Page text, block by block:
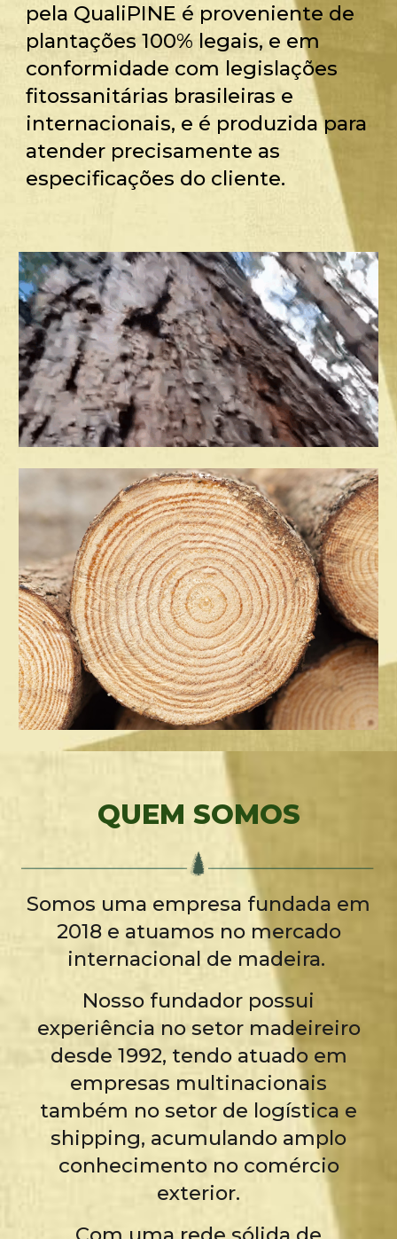
pela QualiPINE é proveniente de
plantações 100% legais, e em
conformidade com legislações
fitossanitárias brasileiras e
internacionais, e é produzida para
atender precisamente as
especificações do cliente.
QUEM SOMOS
Somos uma empresa fundada em
2018 e atuamos no mercado
internacional de madeira.
Nosso fundador possui
experiência no setor madeireiro
desde 1992, tendo atuado em
empresas multinacionais
também no setor de logística e
shipping, acumulando amplo
conhecimento no comércio
exterior.